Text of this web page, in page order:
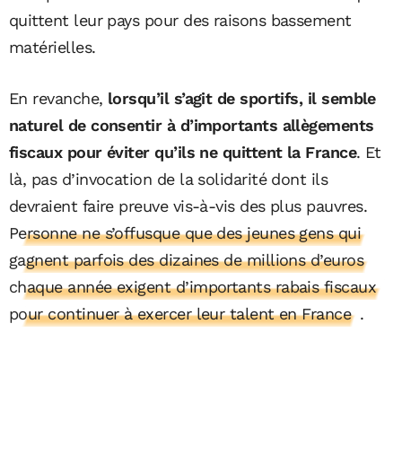
quittent leur pays pour des raisons bassement
matérielles.
En revanche, lorsqu’il s’agit de sportifs, il semble
naturel de consentir à d’importants allègements
fiscaux pour éviter qu’ils ne quittent la France. Et
là, pas d’invocation de la solidarité dont ils
devraient faire preuve vis-à-vis des plus pauvres.
Personne ne s’offusque que des jeunes gens qui
gagnent parfois des dizaines de millions d’euros
chaque année exigent d’importants rabais fiscaux
pour continuer à exercer leur talent en France .